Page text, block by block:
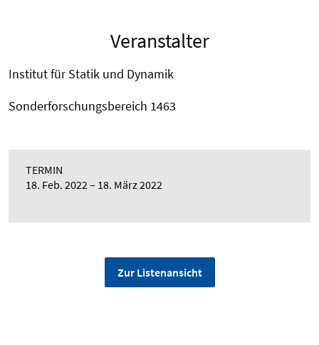
Veranstalter
Institut für Statik und Dynamik
Sonderforschungsbereich 1463
TERMIN
18. Feb. 2022
18. März 2022
Zur Listenansicht